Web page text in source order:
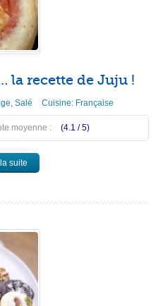
la recette de Juju !
, Salé Cuisine: Française
moyenne : (4.1 /5)
suite